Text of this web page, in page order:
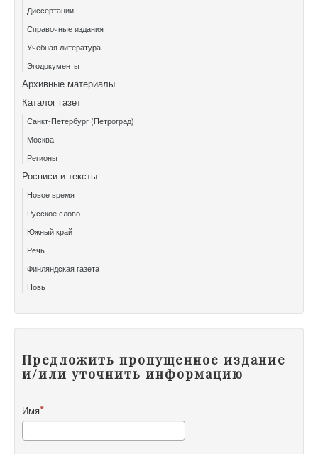
Диссертации
Справочные издания
Учебная литература
Эгодокументы
Архивные материалы
Каталог газет
Санкт-Петербург (Петроград)
Москва
Регионы
Росписи и тексты
Новое время
Русское слово
Южный край
Речь
Финляндская газета
Новь
Предложить пропущенное издание
и/или уточнить информацию
Имя